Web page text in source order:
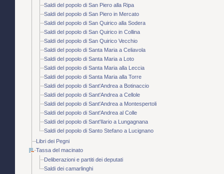
Saldi del popolo di San Piero alla Ripa
Saldi del popolo di San Piero in Mercato
Saldi del popolo di San Quirico alla Sodera
Saldi del popolo di San Quirico in Collina
Saldi del popolo di San Quirico Vecchio
Saldi del popolo di Santa Maria a Celiavola
Saldi del popolo di Santa Maria a Loto
Saldi del popolo di Santa Maria alla Leccia
Saldi del popolo di Santa Maria alla Torre
Saldi del popolo di Sant'Andrea a Botinaccio
Saldi del popolo di Sant'Andrea a Cellole
Saldi del popolo di Sant'Andrea a Montespertoli
Saldi del popolo di Sant'Andrea al Colle
Saldi del popolo di Sant'Ilario a Lungagnana
Saldi del popolo di Santo Stefano a Lucignano
Libri dei Pegni
Tassa del macinato
Deliberazioni e partiti dei deputati
Saldi dei camarlinghi